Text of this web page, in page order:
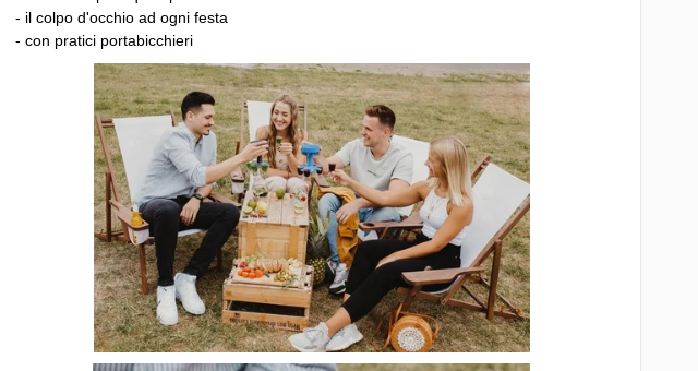
- il colpo d'occhio ad ogni festa
- con pratici portabicchieri